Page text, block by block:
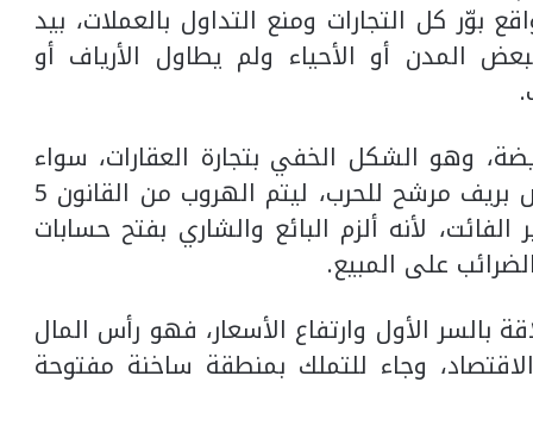
بوّر كل التجارات ومنع التداول بالعملات، بيد
المدن أو الأحياء ولم يطاول الأرياف أو
وهو الشكل الخفي بتجارة العقارات، سواء
عقار بآخر أو عقار بسيارة أو حتى عقار بأرض بريف مرشح للحرب، ليتم الهروب من القانون 5
لأنه ألزم البائع والشاري بفتح حسابات
على المبيع.
بالسر الأول وارتفاع الأسعار، فهو رأس المال
وجاء للتملك بمنطقة ساخنة مفتوحة